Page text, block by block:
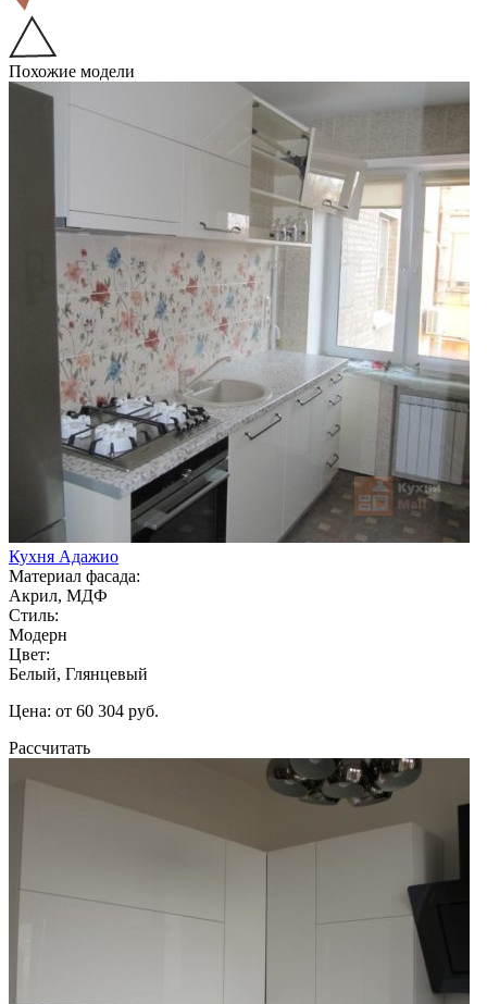
Похожие модели
Кухня Адажио
Материал фасада:
Акрил, МДФ
Стиль:
Модерн
Цвет:
Белый, Глянцевый
Цена: от 60 304 руб.
Рассчитать